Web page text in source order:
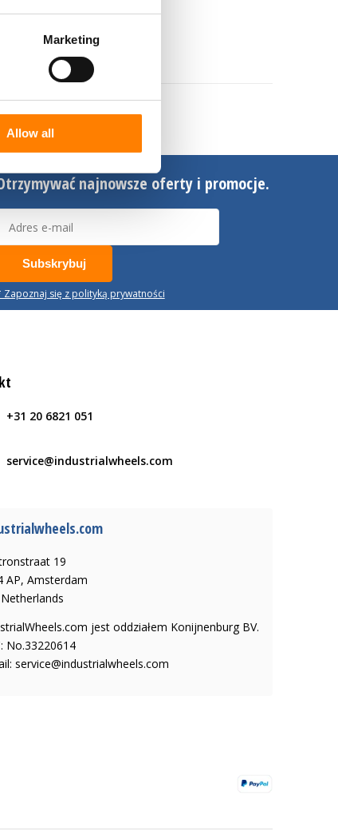
Marketing
Allow all
najnowsze oferty i promocje.
Subskrybuj
Zapoznaj się z polityką prywatności
+31 20 6821 051
service@industrialwheels.com
19
AP, Amsterdam
jest oddziałem Konijnenburg BV.
No.33220614
service@industrialwheels.com